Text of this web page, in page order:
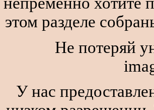
этом разделе
Не потеряй
У нас